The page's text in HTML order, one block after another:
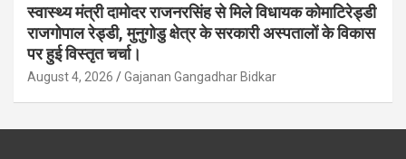
स्वास्थ्य मंत्री दामोदर राजनरसिंह से मिले विधायक कोमाटिरेड्डी
राजगोपाल रेड्डी, मुनुगोडु क्षेत्र के सरकारी अस्पतालों के विकास
पर हुई विस्तृत चर्चा।
August 4, 2026 Gajanan Gangadhar Bidkar